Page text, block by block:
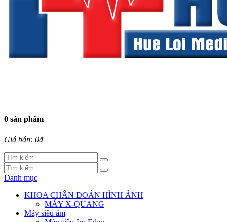
0 sản phẩm
Giá bán: 0đ
Danh mục
KHOA CHẨN ĐOÁN HÌNH ẢNH
MÁY X-QUANG
Máy siêu âm